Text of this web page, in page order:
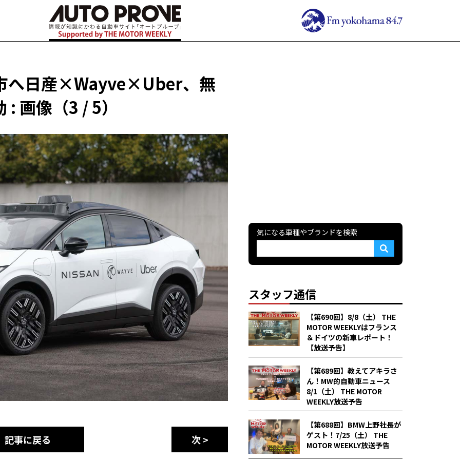
へ――日産×Wayve×Uber、無
画像（3 / 5）
記事に戻る 次 >
気になる車種やブランドを検索
スタッフ通信
【第690回】8/8（土） THE
MOTOR WEEKLYはフランス
＆ドイツの新車レポート！
【放送予告】
【第689回】教えてアキラさ
ん！MW的自動車ニュース
8/1（土） THE MOTOR
WEEKLY放送予告
【第688回】BMW上野社長が
ゲスト！7/25（土） THE
MOTOR WEEKLY放送予告